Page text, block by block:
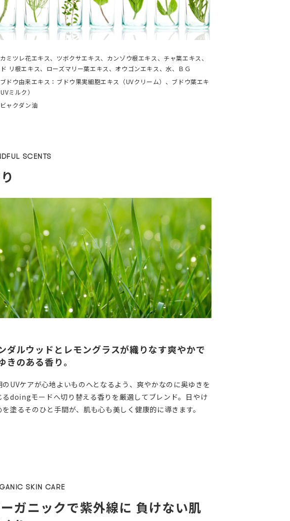
ミツレ花エキス、ツボクサエキス、カンゾウ根エキス、チャ葉エキス、
リ根エキス、ローズマリー葉エキス、オウゴンエキス、水、ＢＧ
ドウ由来エキス：ブドウ果実細胞エキス（UVクリーム）、ブドウ葉エキ
ミルク）
ャクダン油
SCENTS
ダルウッドとレモングラスが織りなす爽やかで
きのある香り。
のUVケアが心地よいものへとなるよう、爽やかなのに奥ゆきを
るdoingモードへ切り替える香りを厳選してブレンド。日やけ
を塗るそのひと手間が、肌も心も美しく健康的に導きます。
SKIN CARE
ガニックで紫外線に 負けない肌